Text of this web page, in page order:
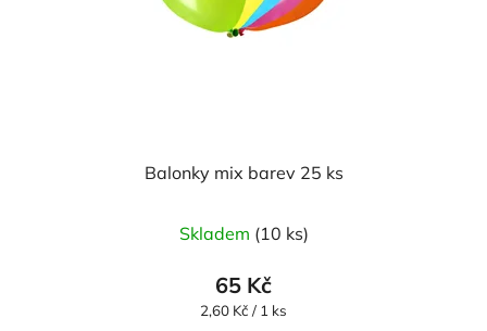
Balonky mix barev 25 ks
hodnocení
produktu
je
Skladem (10 ks)
65 Kč
Měrná
2,60 Kč / 1 ks